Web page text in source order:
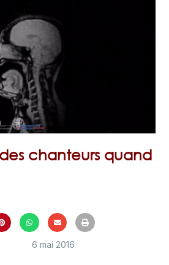
chanteurs quand
6 mai 2016